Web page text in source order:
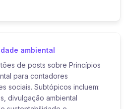
ambiental
de posts sobre Princípios
para contadores
sociais. Subtópicos incluem:
divulgação ambiental